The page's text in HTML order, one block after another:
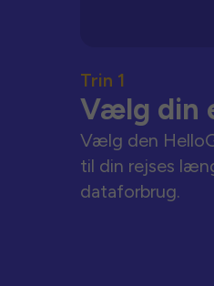
Trin 1
Vælg din
Vælg den
til din rejses
dataforbrug.